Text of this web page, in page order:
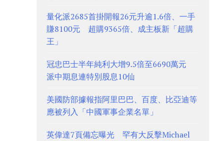
量化派2685首掛開報26元升逾1.6倍、一手
賺8100元 超購9365倍、成主板新「超購
王」
冠忠巴士半年純利大增9.5倍至6690萬元
派中期息連特別股息10仙
美國防部據報指阿里巴巴、百度、比亞迪等
應被列入「中國軍事企業名單」
英偉達7頁備忘曝光 罕有大反擊Michael